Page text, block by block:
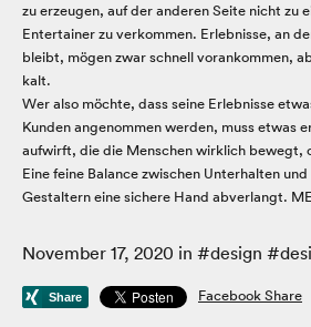
zu erzeugen, auf der anderen Seite nicht zu
Entertainer zu verkommen. Erlebnisse, an
bleibt, mögen zwar schnell vorankommen,
kalt.
Wer also möchte, dass seine Erlebnisse
Kunden angenommen werden, muss etwas
aufwirft, die die Menschen wirklich bewegt,
Eine feine Balance zwischen Unterhalten
Gestaltern eine sichere Hand abverlangt.
November 17, 2020 in #design #
Facebook Share